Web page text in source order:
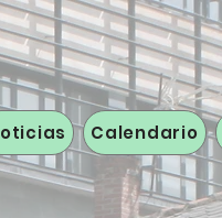
Calendario